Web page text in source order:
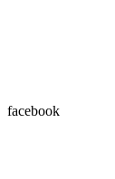
facebook